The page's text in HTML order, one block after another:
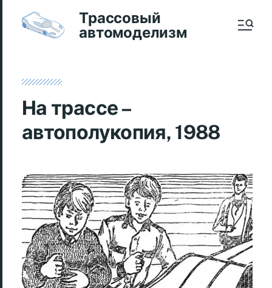
Трассовый
автомоделизм
На трассе –
автополукопия, 1988